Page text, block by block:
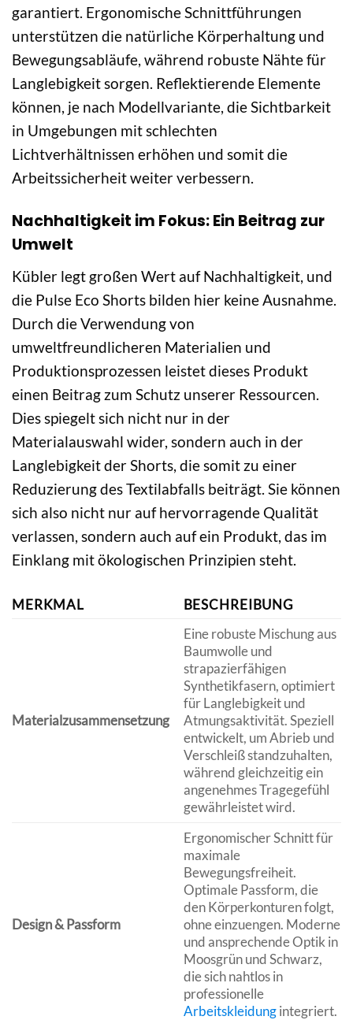
garantiert. Ergonomische Schnittführungen
unterstützen die natürliche Körperhaltung und
Bewegungsabläufe, während robuste Nähte für
Langlebigkeit sorgen. Reflektierende Elemente
können, je nach Modellvariante, die Sichtbarkeit
in Umgebungen mit schlechten
Lichtverhältnissen erhöhen und somit die
Arbeitssicherheit weiter verbessern.
Nachhaltigkeit im Fokus: Ein Beitrag zur
Umwelt
Kübler legt großen Wert auf Nachhaltigkeit, und
die Pulse Eco Shorts bilden hier keine Ausnahme.
Durch die Verwendung von
umweltfreundlicheren Materialien und
Produktionsprozessen leistet dieses Produkt
einen Beitrag zum Schutz unserer Ressourcen.
Dies spiegelt sich nicht nur in der
Materialauswahl wider, sondern auch in der
Langlebigkeit der Shorts, die somit zu einer
Reduzierung des Textilabfalls beiträgt. Sie können
sich also nicht nur auf hervorragende Qualität
verlassen, sondern auch auf ein Produkt, das im
Einklang mit ökologischen Prinzipien steht.
MERKMAL BESCHREIBUNG
Materialzusammensetzung
Eine robuste Mischung aus
Baumwolle und
strapazierfähigen
Synthetikfasern, optimiert
für Langlebigkeit und
Atmungsaktivität. Speziell
entwickelt, um Abrieb und
Verschleiß standzuhalten,
während gleichzeitig ein
angenehmes Tragegefühl
gewährleistet wird.
Design & Passform
Ergonomischer Schnitt für
maximale
Bewegungsfreiheit.
Optimale Passform, die
den Körperkonturen folgt,
ohne einzuengen. Moderne
und ansprechende Optik in
Moosgrün und Schwarz,
die sich nahtlos in
professionelle
Arbeitskleidungintegriert.